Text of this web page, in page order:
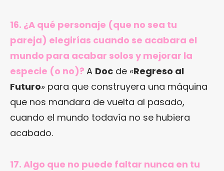
16. ¿A qué personaje (que no sea tu
pareja) elegirías cuando se acabara el
mundo para acabar solos y mejorar la
especie (o no)? A Doc de «Regreso al
Futuro» para que construyera una máquina
que nos mandara de vuelta al pasado,
cuando el mundo todavía no se hubiera
acabado.
17. Algo que no puede faltar nunca en tu